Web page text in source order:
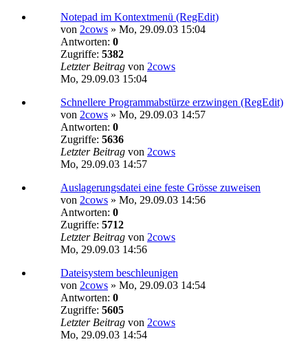
Notepad im Kontextmenü (RegEdit)
von 2cows » Mo, 29.09.03 15:04
Antworten: 0
Zugriffe: 5382
Letzter Beitrag von 2cows
Mo, 29.09.03 15:04
Schnellere Programmabstürze erzwingen (RegEdit)
von 2cows » Mo, 29.09.03 14:57
Antworten: 0
Zugriffe: 5636
Letzter Beitrag von 2cows
Mo, 29.09.03 14:57
Auslagerungsdatei eine feste Grösse zuweisen
von 2cows » Mo, 29.09.03 14:56
Antworten: 0
Zugriffe: 5712
Letzter Beitrag von 2cows
Mo, 29.09.03 14:56
Dateisystem beschleunigen
von 2cows » Mo, 29.09.03 14:54
Antworten: 0
Zugriffe: 5605
Letzter Beitrag von 2cows
Mo, 29.09.03 14:54